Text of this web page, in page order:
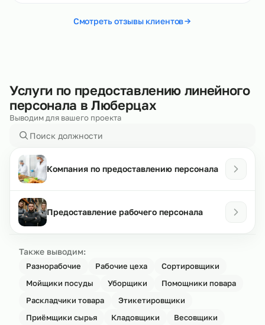
Смотреть отзывы клиентов
Услуги по предоставлению линейного
персонала в Люберцах
Выводим для вашего проекта
Компания по предоставлению персонала
Предоставление рабочего персонала
Также выводим:
Разнорабочие Рабочие цеха
Сортировщики
Мойщики посуды
Уборщики
Помощники повара
Раскладчики товара
Этикетировщики
Приёмщики сырья
Кладовщики
Весовщики